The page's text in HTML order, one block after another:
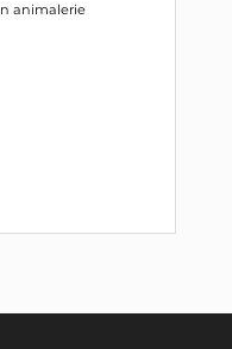
animalerie